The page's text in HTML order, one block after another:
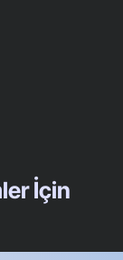
İçin